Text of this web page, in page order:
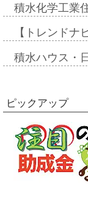
積水化学工業
【トレンド
積水ハウス・
ピックアップ